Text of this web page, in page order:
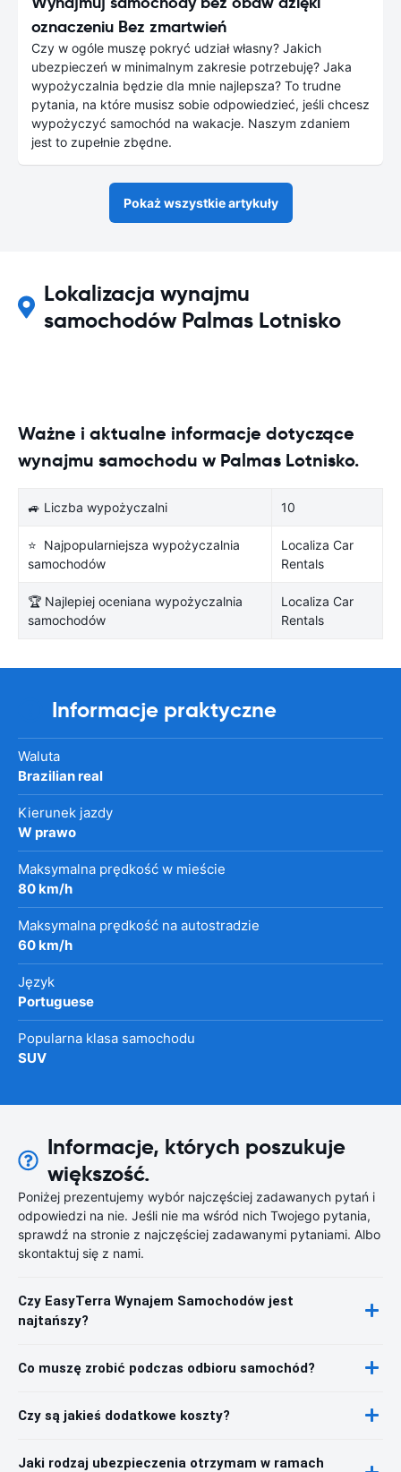
oznaczeniu Bez zmartwień
Czy w ogóle muszę pokryć udział własny? Jakich
ubezpieczeń w minimalnym zakresie potrzebuję? Jaka
wypożyczalnia będzie dla mnie najlepsza? To trudne
pytania, na które musisz sobie odpowiedzieć, jeśli chcesz
wypożyczyć samochód na wakacje. Naszym zdaniem
jest to zupełnie zbędne.
Pokaż wszystkie artykuły
Lokalizacja wynajmu
samochodów Palmas Lotnisko
Ważne i aktualne informacje dotyczące
wynajmu samochodu w Palmas Lotnisko.
🚙 Liczba wypożyczalni 10
⭐ Najpopularniejsza wypożyczalnia
samochodów
Localiza Car
Rentals
🏆 Najlepiej oceniana wypożyczalnia
samochodów
Localiza Car
Rentals
Informacje praktyczne
Waluta
Brazilian real
Kierunek jazdy
W prawo
Maksymalna prędkość w mieście
80 km/h
Maksymalna prędkość na autostradzie
60 km/h
Język
Portuguese
Popularna klasa samochodu
SUV
Informacje, których poszukuje
większość.
Poniżej prezentujemy wybór najczęściej zadawanych pytań i
odpowiedzi na nie. Jeśli nie ma wśród nich Twojego pytania,
sprawdź na stronie z najczęściej zadawanymi pytaniami. Albo
skontaktuj się z nami.
Czy EasyTerra Wynajem Samochodów jest
najtańszy?
Co muszę zrobić podczas odbioru samochód?
Czy są jakieś dodatkowe koszty?
Jaki rodzaj ubezpieczenia otrzymam w ramach